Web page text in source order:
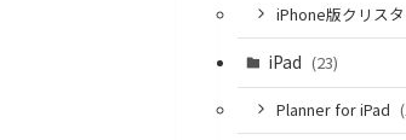
iPhone版クリスタ
iPad (23)
Planner for iPad